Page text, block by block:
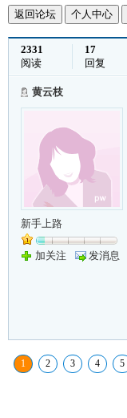
返回论坛 个人中心
2331
阅读
17
回复
黄云枝
新手上路
加关注 发消息
1 2 3 4 5